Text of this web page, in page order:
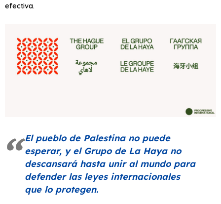
efectiva.
El pueblo de Palestina no puede
esperar, y el Grupo de La Haya no
descansará hasta unir al mundo para
defender las leyes internacionales
que lo protegen.